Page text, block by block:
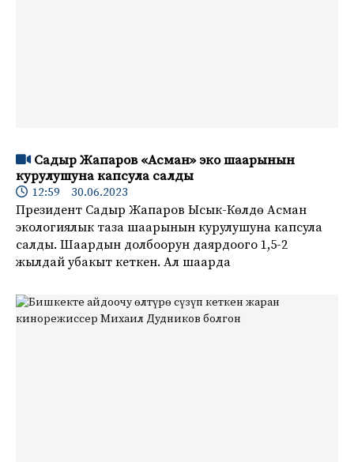
Садыр Жапаров «Асман» эко шаарынын
курулушуна капсула салды
12:59 30.06.2023
Президент Садыр Жапаров Ысык-Көлдө Асман
экологиялык таза шаарынын курулушуна капсула
салды. Шаардын долбоорун даярдоого 1,5-2
жылдай убакыт кеткен. Ал шаарда